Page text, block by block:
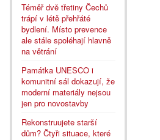
Téměř dvě třetiny Čechů
trápí v létě přehřáté
bydlení. Místo prevence
ale stále spoléhají hlavně
na větrání
Památka UNESCO i
komunitní sál dokazují, že
moderní materiály nejsou
jen pro novostavby
Rekonstruujete starší
dům? Čtyři situace, které